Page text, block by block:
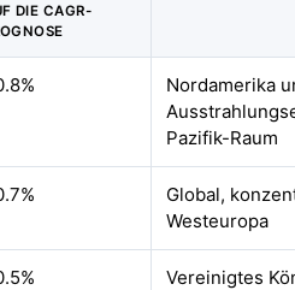
DIE CAGR-
Nordamerika
Pazifik-Raum
Global,
Westeuropa
Vereinigtes